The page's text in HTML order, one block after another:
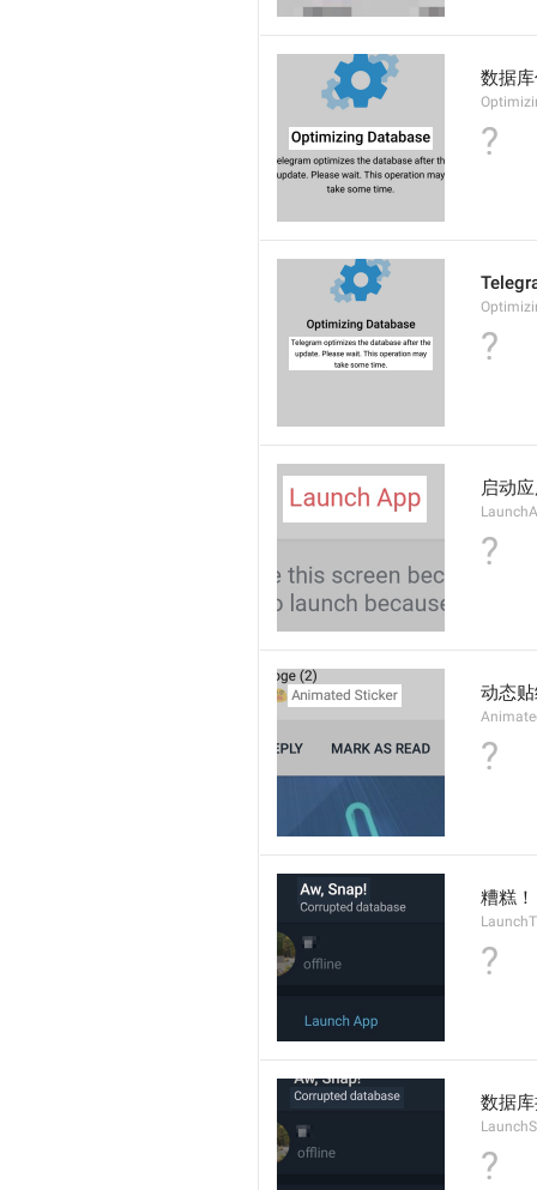
数据
?
?
启动
?
动态
?
糟糕！
?
数据
?